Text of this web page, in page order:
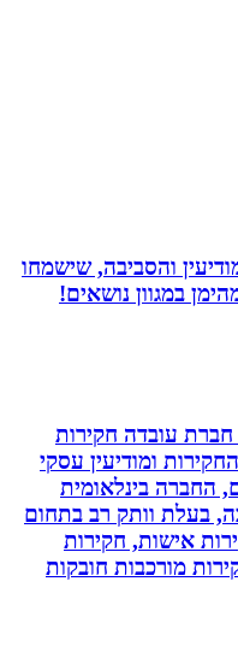
והסביבה, שישמחו
נושאים!
עובדה חקירות
ומודיעין עסקי
בינלאומית
וותק רב בתחום
חקירות
מורכבות חובקות